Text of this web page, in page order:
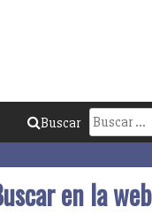
Buscar:
Buscar
en la web